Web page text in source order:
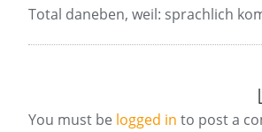
Total daneben, weil: sprachlich
You must be logged in to post a